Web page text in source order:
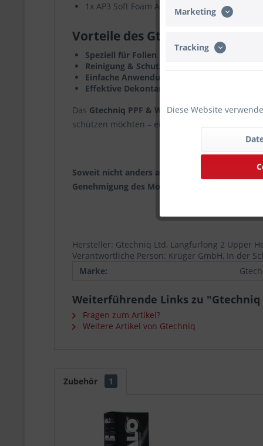
1x AP3 Soft Foam Applikator Pad
Vorteile des Gtechniq Sets auf
Speziell für Folien und PPF entwickelt
Reinigung & Schutz in einem Set
Einfache Anwendung
– ideal für Profis und
Effektive Dekontamination
– entfernt
Das Gtechniq PPF & Wrapping Pflege-Setist die
schützen möchten – einfach, sicher und effektiv.
Soweit nicht anders angegeben: Bei der
Genehmigung des Motorradherstellers
Hersteller: Gtechniq Ltd, Langfurlong 2 Upper
Verantwortliche Person: Krüger GmbH, In der
Marke:
Weiterführende Links zu "Gtechniq
Fragen zum Artikel?
Weitere Artikel von Gtechniq
Zubehör 1
Marketing
Tracking
Diese Website